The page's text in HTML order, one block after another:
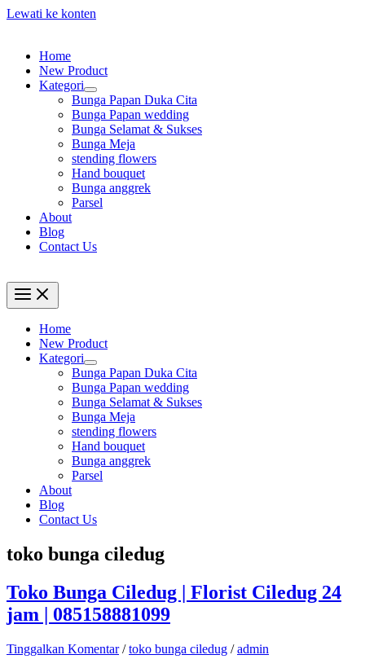
Lewati ke konten
Home
New Product
Kategori
Bunga Papan Duka Cita
Bunga Papan wedding
Bunga Selamat & Sukses
Bunga Meja
stending flowers
Hand bouquet
Bunga anggrek
Parsel
About
Blog
Contact Us
Home
New Product
Kategori
Bunga Papan Duka Cita
Bunga Papan wedding
Bunga Selamat & Sukses
Bunga Meja
stending flowers
Hand bouquet
Bunga anggrek
Parsel
About
Blog
Contact Us
toko bunga ciledug
Toko Bunga Ciledug | Florist Ciledug 24
jam | 085158881099
Tinggalkan Komentar /toko bunga ciledug /admin